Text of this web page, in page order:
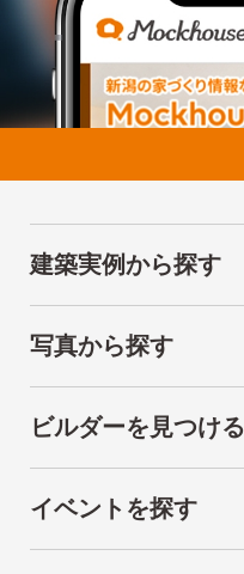
建築実例から探す
写真から探す
ビルダーを見つける
イベントを探す